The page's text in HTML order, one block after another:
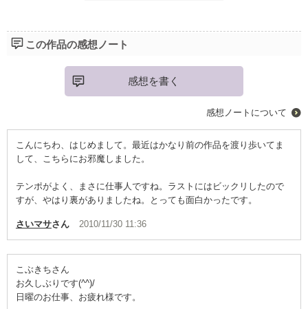
全てにおいて、正に『必読図書』です
この作品の感想ノート
感想を書く
感想ノートについて
こんにちわ、はじめまして。最近はかなり前の作品を渡り歩いてま
して、こちらにお邪魔しました。
テンポがよく、まさに仕事人ですね。ラストにはビックリしたので
すが、やはり裏がありましたね。とっても面白かったです。
さいマサさん 2010/11/30 11:36
こぶきちさん
お久しぶりです(^^)/
日曜のお仕事、お疲れ様です。